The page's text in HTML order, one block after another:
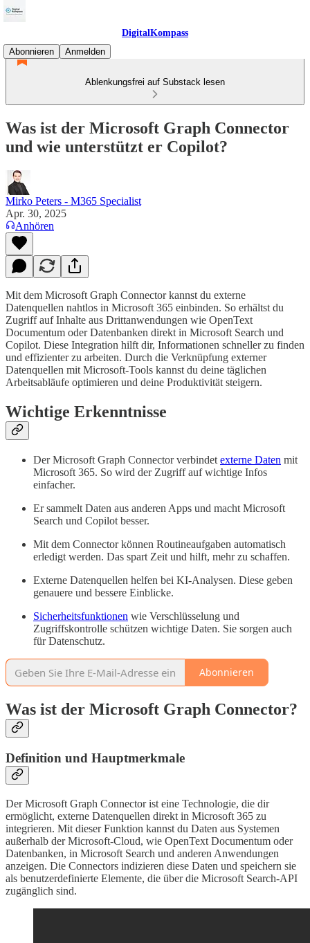
DigitalKompass
Abonnieren
Anmelden
Ablenkungsfrei auf Substack lesen
Was ist der Microsoft Graph Connector
und wie unterstützt er Copilot?
Mirko Peters - M365 Specialist
Apr. 30, 2025
Anhören
Mit dem Microsoft Graph Connector kannst du externe
Datenquellen nahtlos in Microsoft 365 einbinden. So erhältst du
Zugriff auf Inhalte aus Drittanwendungen wie OpenText
Documentum oder Datenbanken direkt in Microsoft Search und
Copilot. Diese Integration hilft dir, Informationen schneller zu finden
und effizienter zu arbeiten. Durch die Verknüpfung externer
Datenquellen mit Microsoft-Tools kannst du deine täglichen
Arbeitsabläufe optimieren und deine Produktivität steigern.
Wichtige Erkenntnisse
Der Microsoft Graph Connector verbindet externe Daten mit
Microsoft 365. So wird der Zugriff auf wichtige Infos
einfacher.
Er sammelt Daten aus anderen Apps und macht Microsoft
Search und Copilot besser.
Mit dem Connector können Routineaufgaben automatisch
erledigt werden. Das spart Zeit und hilft, mehr zu schaffen.
Externe Datenquellen helfen bei KI-Analysen. Diese geben
genauere und bessere Einblicke.
Sicherheitsfunktionen wie Verschlüsselung und
Zugriffskontrolle schützen wichtige Daten. Sie sorgen auch
für Datenschutz.
Abonnieren
Was ist der Microsoft Graph Connector?
Definition und Hauptmerkmale
Der Microsoft Graph Connector ist eine Technologie, die dir
ermöglicht, externe Datenquellen direkt in Microsoft 365 zu
integrieren. Mit dieser Funktion kannst du Daten aus Systemen
außerhalb der Microsoft-Cloud, wie OpenText Documentum oder
Datenbanken, in Microsoft Search und anderen Anwendungen
anzeigen. Die Connectors indizieren diese Daten und speichern sie
als benutzerdefinierte Elemente, die über die Microsoft Search-API
zugänglich sind.